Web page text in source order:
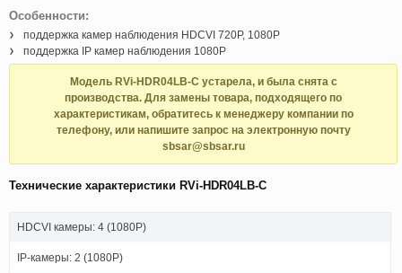
Особенности:
поддержка камер наблюдения HDCVI 720P, 1080P
поддержка IP камер наблюдения 1080P
Модель RVi-HDR04LB-C устарела, и была снята с
производства. Для замены товара, подходящего по
характеристикам, обратитесь к менеджеру компании по
телефону, или напишите запрос на электронную почту
sbsar@sbsar.ru
Технические характеристики RVi-HDR04LB-C
HDCVI камеры: 4 (1080P)
IP-камеры: 2 (1080P)